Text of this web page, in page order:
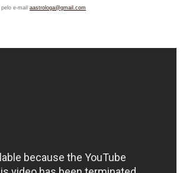
e-mail aastrologa@gmail.com